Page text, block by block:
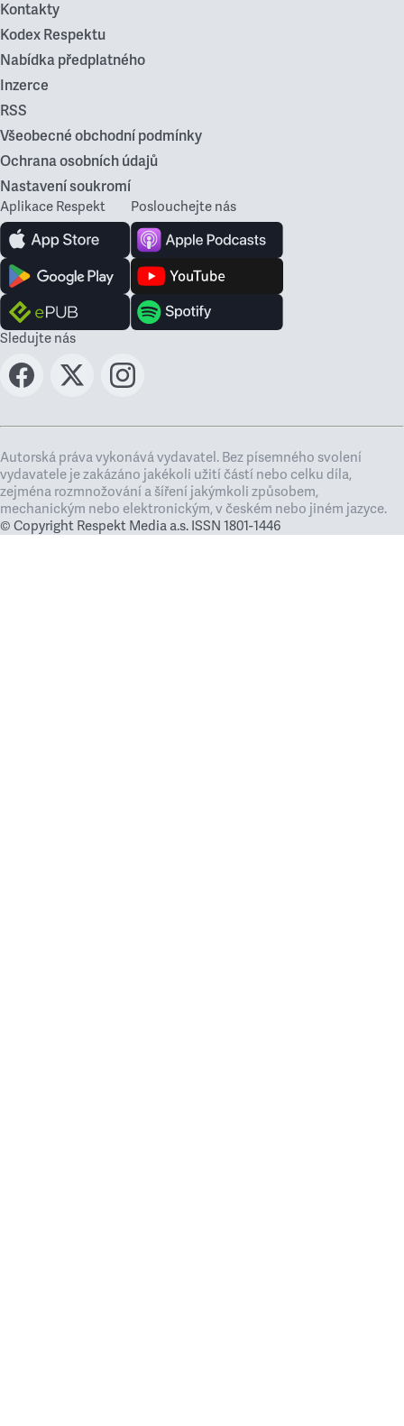
Kontakty
Kodex Respektu
Nabídka předplatného
Inzerce
RSS
Všeobecné obchodní podmínky
Ochrana osobních údajů
Nastavení soukromí
Aplikace Respekt Poslouchejte nás
Sledujte nás
Autorská práva vykonává vydavatel. Bez písemného svolení
vydavatele je zakázáno jakékoli užití částí nebo celku díla,
zejména rozmnožování a šíření jakýmkoli způsobem,
mechanickým nebo elektronickým, v českém nebo jiném jazyce.
© Copyright Respekt Media a.s. ISSN 1801-1446